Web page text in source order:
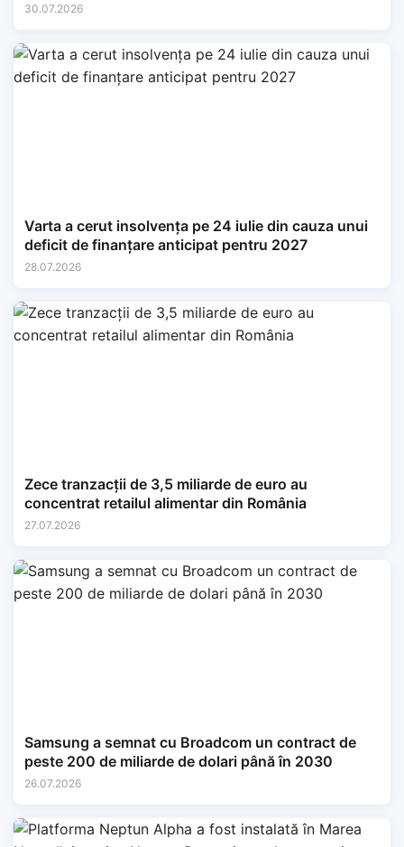
30.07.2026
Varta a cerut insolvența pe 24 iulie din cauza unui
deficit de finanțare anticipat pentru 2027
28.07.2026
Zece tranzacții de 3,5 miliarde de euro au
concentrat retailul alimentar din România
27.07.2026
Samsung a semnat cu Broadcom un contract de
peste 200 de miliarde de dolari până în 2030
26.07.2026